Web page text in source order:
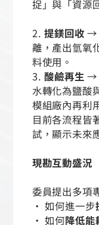
捉」與「
2.提鎂回收 →
離，產出氫氧
料使用。
3.酸鹼再生→
水轉化為鹽酸
模組廠
目前各流程皆
試，顯示未來
現勘互動盛況
委員提出多項
• 如何進一步
• 如何降低能